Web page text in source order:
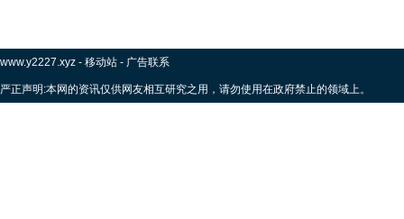
www.y2227.xyz - 移动站 - 广告联系
严正声明:本网的资讯仅供网友相互研究之用，请勿使用在政府禁止的领域上。